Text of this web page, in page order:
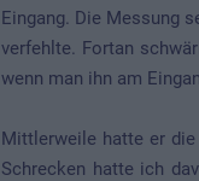
Eingang. Die Messung
verfehlte. Fortan
wenn man ihn am
Mittlerweile hatte er
Schrecken hatte ich